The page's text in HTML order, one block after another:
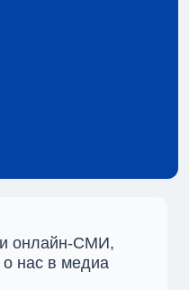
и онлайн-СМИ,
о нас в медиа